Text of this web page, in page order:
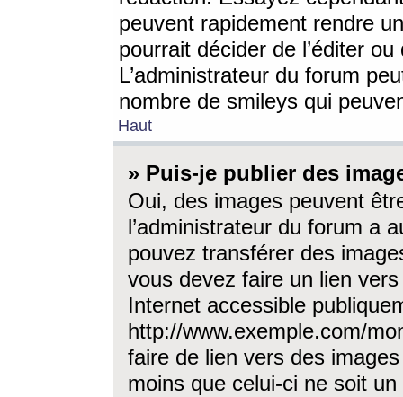
peuvent rapidement rendre
pourrait décider de l’éditer
L’administrateur du forum
nombre de smileys qui
Haut
» Puis-je publier des
Oui, des images peuvent
l’administrateur du forum a
pouvez transférer des
vous devez faire un lien
Internet accessible
http://www.exemple.com/
faire de lien vers des
moins que celui-ci ne soit